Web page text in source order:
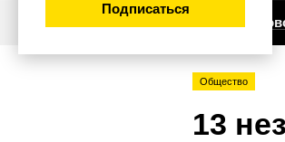
Общество
13
Подписаться